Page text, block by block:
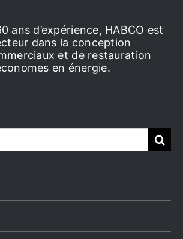
ans d’expérience, HABCO est
dans la conception
et de restauration
en énergie.